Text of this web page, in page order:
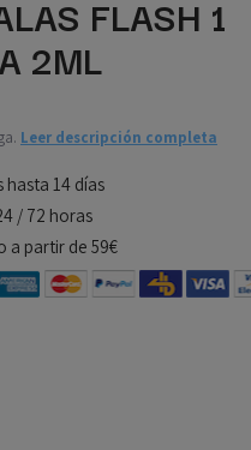
FLASH 1
2ML
Leer descripción completa
hasta 14 días
/ 72 horas
a partir de 59€